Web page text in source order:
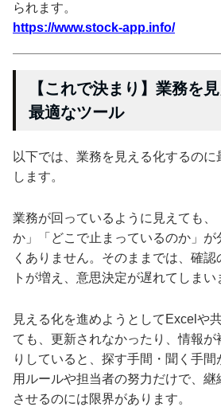
られます。
https://www.stock-app.info/
【これで決まり】業務を
最適なツール
以下では、業務を見える化するの
します。
業務が回っているように見えても
か」「どこで止まっているのか」が
くありません。そのままでは、確
トが増え、意思決定が遅れてしまい
見える化を進めようとしてExcelや
ても、更新されなかったり、情報が
りしていると、探す手間・聞く手
用ルールや担当者の努力だけで、
させるのには限界があります。